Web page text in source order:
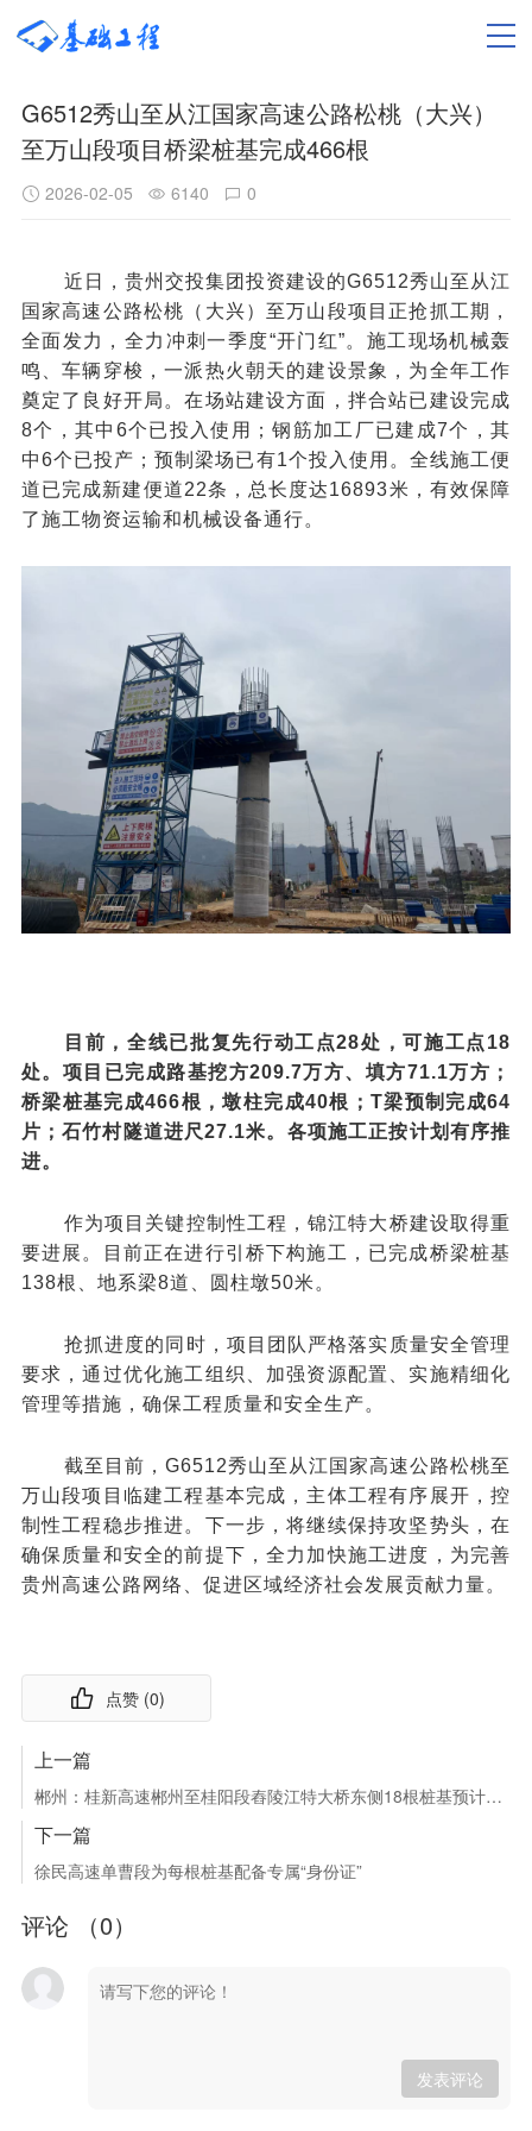
G6512秀山至从江国家高速公路松桃（大兴）
至万山段项目桥梁桩基完成466根
2026-02-05 6140 0
近日，贵州交投集团投资建设的G6512秀山至从江
国家高速公路松桃（大兴）至万山段项目正抢抓工期，
全面发力，全力冲刺一季度“开门红”。施工现场机械轰
鸣、车辆穿梭，一派热火朝天的建设景象，为全年工作
奠定了良好开局。在场站建设方面，拌合站已建设完成
8个，其中6个已投入使用；钢筋加工厂已建成7个，其
中6个已投产；预制梁场已有1个投入使用。全线施工便
道已完成新建便道22条，总长度达16893米，有效保障
了施工物资运输和机械设备通行。
目前，全线已批复先行动工点28处，可施工点18
处。项目已完成路基挖方209.7万方、填方71.1万方；
桥梁桩基完成466根，墩柱完成40根；T梁预制完成64
片；石竹村隧道进尺27.1米。各项施工正按计划有序推
进。
作为项目关键控制性工程，锦江特大桥建设取得重
要进展。目前正在进行引桥下构施工，已完成桥梁桩基
138根、地系梁8道、圆柱墩50米。
抢抓进度的同时， 项目团队 严格落实质量安全管理
要求，通过优化施工组织、加强资源配置、实施精细化
管理等措施，确保工程质量和安全生产。
截至目前，G6512秀山至从江国家高速公路松桃至
万山段项目临建工程基本完成，主体工程有序展开，控
制性工程稳步推进。下一步，将继续保持攻坚势头，在
确保质量和安全的前提下，全力加快施工进度，为完善
贵州高速公路网络、促进区域经济社会发展贡献力量。
点赞 (0)
上一篇
郴州：桂新高速郴州至桂阳段舂陵江特大桥东侧18根桩基预计3月底完工
下一篇
徐民高速单曹段为每根桩基配备专属“身份证”
评论 （0）
发表评论